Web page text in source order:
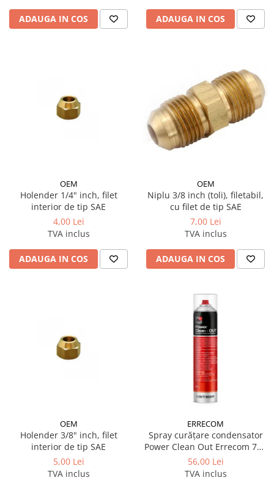
ADAUGA IN COS ADAUGA IN COS
OEM
Holender 1/4" inch, filet
interior de tip SAE
4,00 Lei
TVA inclus
ADAUGA IN COS
OEM
Niplu 3/8 inch (toli), filetabil,
cu filet de tip SAE
7,00 Lei
TVA inclus
ADAUGA IN COS
OEM
Holender 3/8" inch, filet
interior de tip SAE
5,00 Lei
TVA inclus
ERRECOM
Spray curățare condensator
Power Clean Out Errecom 750
ml
56,00 Lei
TVA inclus